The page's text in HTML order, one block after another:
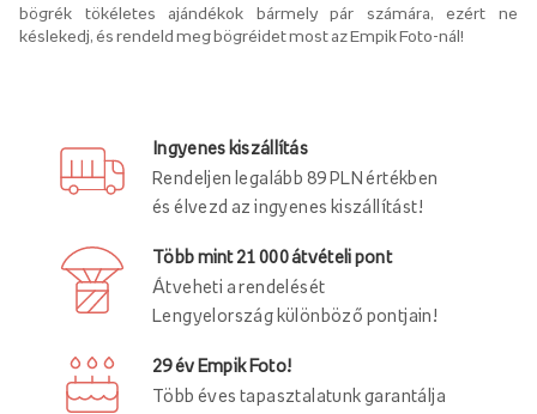
bögrék tökéletes ajándékok bármely pár számára, ezért ne
késlekedj, és rendeld meg bögréidet most az Empik Foto-nál!
Ingyenes kiszállítás
Rendeljen legalább 89 PLN értékben
és élvezd az ingyenes kiszállítást!
Több mint 21 000 átvételi pont
Átveheti a rendelését
Lengyelország különböző pontjain!
29 év Empik Foto!
Több éves tapasztalatunk garantálja